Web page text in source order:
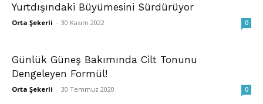
Yurtdışındaki Büyümesini Sürdürüyor
Orta Şekerli - 30 Kasım 2022 0
Günlük Güneş Bakımında Cilt Tonunu
Dengeleyen Formül!
Orta Şekerli - 30 Temmuz 2020 0